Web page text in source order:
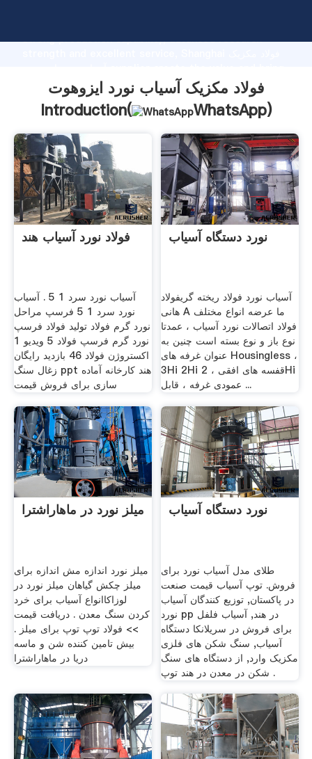
strong production capability, advanced research
values to all of customers.
فولاد مکزیک آسیاب نورد ایزوهوت
Introduction(
WhatsApp)
فولاد نورد آسیاب هند
آسیاب نورد سرد 1 5 . آسیاب
نورد سرد 1 5 فرسپ مراحل
نورد گرم فولاد تولید فولاد فرسپ
نورد گرم فرسپ فولاد 5 ویدیو 1
اکستروژن فولاد 46 بازدید رایگان
زغال سنگ ppt هند کارخانه آماده
سازی برای فروش قیمت
نورد دستگاه آسیاب
آسیاب نورد فولاد ریخته گریفولاد
هانی A ما عرضه انواع مختلف
فولاد اتصالات نورد آسیاب ، عمدتا
نوع باز و نوع بسته است چنین به
عنوان غرفه های Housingless ،
3Hi 2Hi قفسه های افقی ، 2Hi
عمودی غرفه ، قابل ...
میلز نورد در ماهاراشترا
میلز نورد اندازه مش اندازه برای
میلز چکش گیاهان میلز نورد در
لوزاکاانواع آسیاب برای خرد
کردن سنگ معدن . دریافت قیمت
>> فولاد توپ توپ برای میلز .
بیش تامین کننده شن و ماسه
دریا در ماهاراشترا
نورد دستگاه آسیاب
طلای مدل آسیاب نورد برای
فروش. توپ آسیاب قیمت صنعت
در پاکستان, توزیع کنندگان آسیاب
نورد pp در هند, آسیاب فلفل
برای فروش در سریلانکا دستگاه
آسیاب, سنگ شکن های فلزی
مکزیک وارد, از دستگاه های سنگ
شکن در معدن در هند توپ .